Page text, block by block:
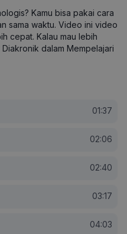
Kamu bisa pakai cara
sama waktu. Video ini video
cepat. Kalau mau lebih
dalam Mempelajari
01:37
02:06
02:40
03:17
04:03